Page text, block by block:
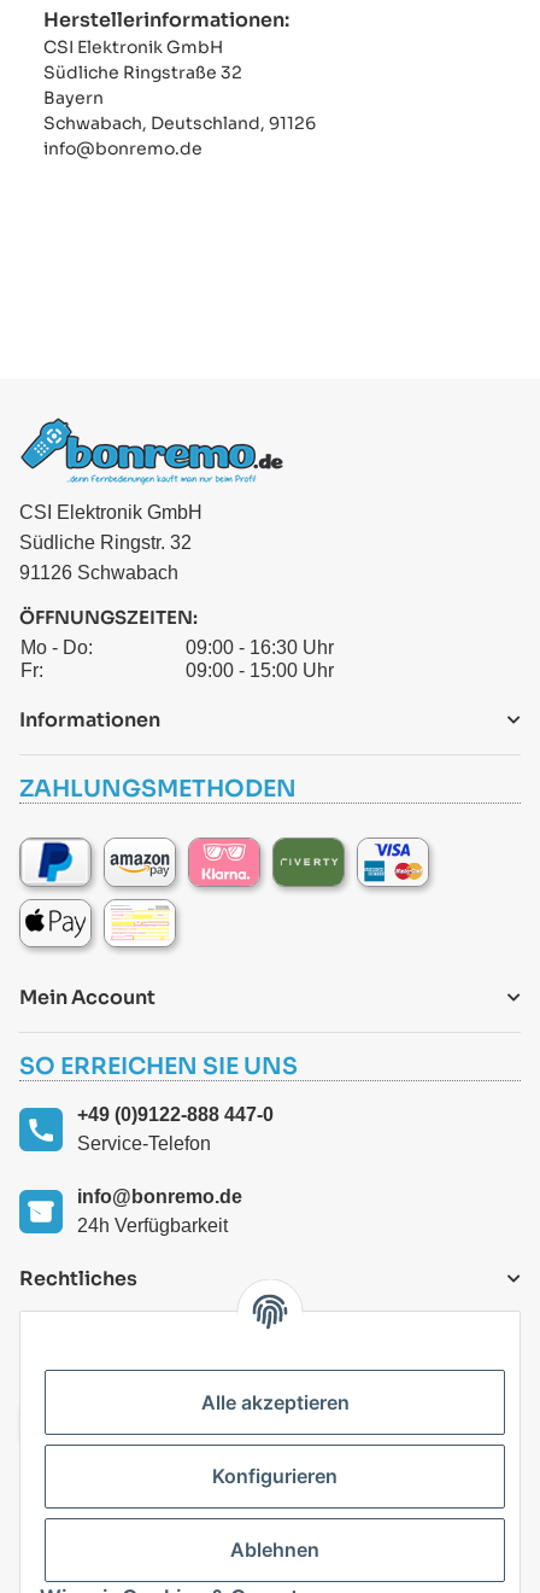
Herstellerinformationen:
CSI Elektronik GmbH
Südliche Ringstraße 32
Bayern
Schwabach, Deutschland, 91126
info@bonremo.de
CSI Elektronik GmbH
Südliche Ringstr. 32
91126 Schwabach
ÖFFNUNGSZEITEN:
Mo - Do:
09:00 - 16:30 Uhr
Fr:
09:00 - 15:00 Uhr
Informationen
ZAHLUNGSMETHODEN
Mein Account
SO ERREICHEN SIE UNS
+49 (0)9122-888 447-0
Service-Telefon
info@bonremo.de
24h Verfügbarkeit
Rechtliches
Vertrag widerrufen
Alle akzeptieren
Konfigurieren
Ablehnen